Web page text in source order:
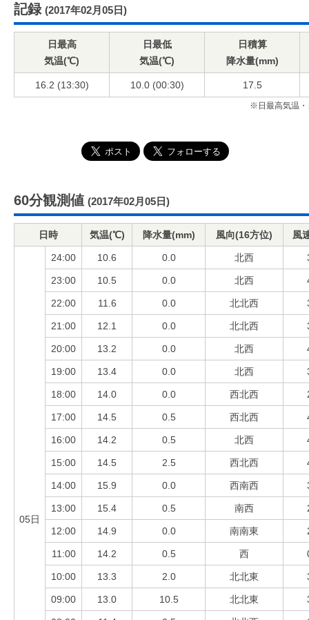
記録 (2017年02月05日)
日最高
気温(℃)
日最低
気温(℃)
日積算
降水量(mm)
16.2 (13:30) 10.0 (00:30) 17.5
※日最高気温・
60分観測値 (2017年02月05日)
日時 気温(℃) 降水量(mm) 風向(16方位) 風
05日
24:00 10.6 0.0 北西
23:00 10.5 0.0 北西
22:00 11.6 0.0 北北西
21:00 12.1 0.0 北北西
20:00 13.2 0.0 北西
19:00 13.4 0.0 北西
18:00 14.0 0.0 西北西
17:00 14.5 0.5 西北西
16:00 14.2 0.5 北西
15:00 14.5 2.5 西北西
14:00 15.9 0.0 西南西
13:00 15.4 0.5 南西
12:00 14.9 0.0 南南東
11:00 14.2 0.5 西
10:00 13.3 2.0 北北東
09:00 13.0 10.5 北北東